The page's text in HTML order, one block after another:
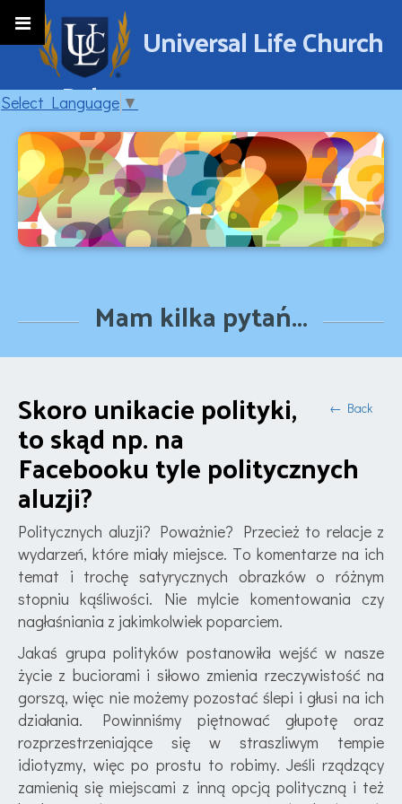
Universal Life Church
w Polsce
Select Language ▼
Mam kilka pytań...
← Back
Skoro unikacie polityki,
to skąd np. na
Facebooku tyle politycznych
aluzji?
Politycznych aluzji? Poważnie? Przecież to relacje z
wydarzeń, które miały miejsce. To komentarze na ich
temat i trochę satyrycznych obrazków o różnym
stopniu kąśliwości. Nie mylcie komentowania czy
nagłaśniania z jakimkolwiek poparciem.
Jakaś grupa polityków postanowiła wejść w nasze
życie z buciorami i siłowo zmienia rzeczywistość na
gorszą, więc nie możemy pozostać ślepi i głusi na ich
działania. Powinniśmy piętnować głupotę oraz
rozprzestrzeniające się w straszliwym tempie
idiotyzmy, więc po prostu to robimy. Jeśli rządzący
zamienią się miejscami z inną opcją polityczną i też